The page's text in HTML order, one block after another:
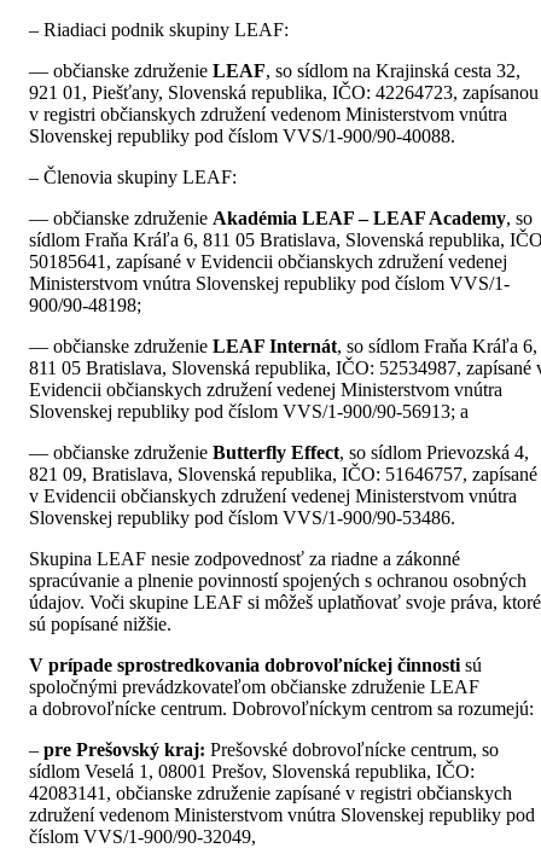
– Riadiaci podnik skupiny LEAF:
— občianske združenie LEAF, so sídlom na Krajinská cesta 32,
921 01, Piešťany, Slovenská republika, IČO: 42264723, zapísanou
v registri občianskych združení vedenom Ministerstvom vnútra
Slovenskej republiky pod číslom VVS/1-900/90-40088.
– Členovia skupiny LEAF:
— občianske združenie Akadémia LEAF – LEAF Academy, so
sídlom Fraňa Kráľa 6, 811 05 Bratislava, Slovenská republika,
50185641, zapísané v Evidencii občianskych združení vedenej
Ministerstvom vnútra Slovenskej republiky pod číslom VVS/1-
900/90-48198;
— občianske združenie LEAF Internát, so sídlom Fraňa Kráľa 6,
811 05 Bratislava, Slovenská republika, IČO: 52534987, zapísané
Evidencii občianskych združení vedenej Ministerstvom vnútra
Slovenskej republiky pod číslom VVS/1-900/90-56913; a
— občianske združenie Butterfly Effect, so sídlom Prievozská 4,
821 09, Bratislava, Slovenská republika, IČO: 51646757, zapísané
v Evidencii občianskych združení vedenej Ministerstvom vnútra
Slovenskej republiky pod číslom VVS/1-900/90-53486.
Skupina LEAF nesie zodpovednosť za riadne a zákonné
spracúvanie a plnenie povinností spojených s ochranou osobných
údajov. Voči skupine LEAF si môžeš uplatňovať svoje práva, ktoré
sú popísané nižšie.
V prípade sprostredkovania dobrovoľníckej činnosti sú
spoločnými prevádzkovateľom občianske združenie LEAF
a dobrovoľnícke centrum. Dobrovoľníckym centrom sa rozumejú:
– pre Prešovský kraj: Prešovské dobrovoľnícke centrum, so
sídlom Veselá 1, 08001 Prešov, Slovenská republika, IČO:
42083141, občianske združenie zapísané v registri občianskych
združení vedenom Ministerstvom vnútra Slovenskej republiky pod
číslom VVS/1-900/90-32049,